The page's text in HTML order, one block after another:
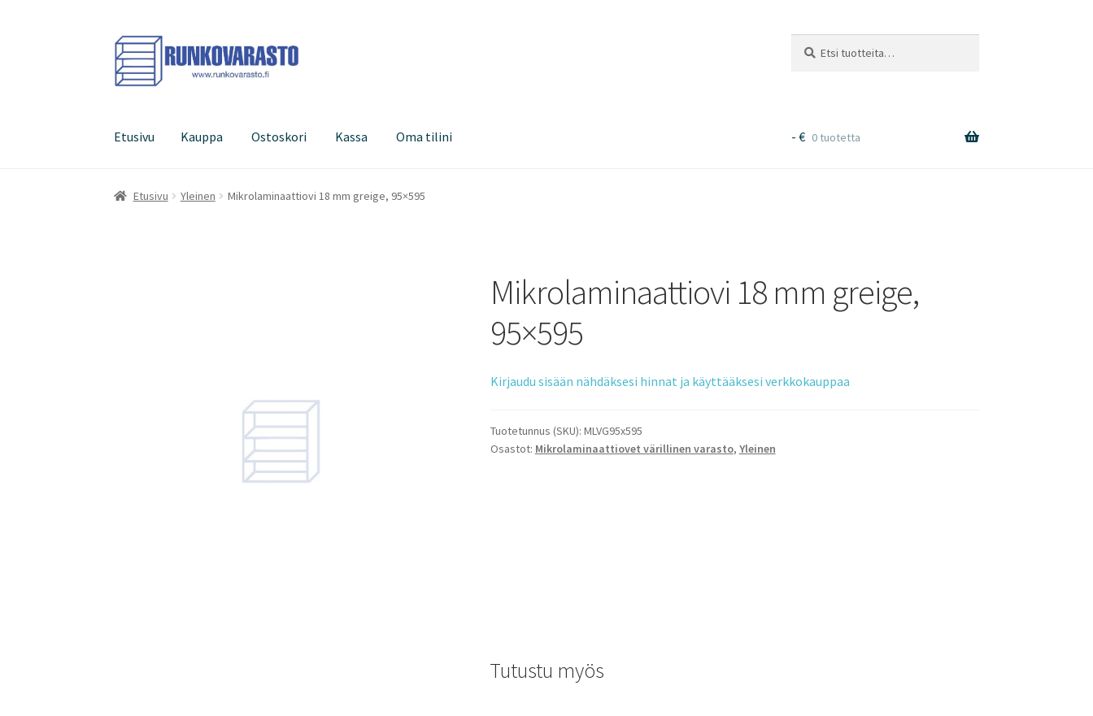
Siirry
navigointiin
Siirry
sisältöön
Etusivu Kauppa Ostoskori Kassa Oma tilini
Etusivu Kauppa Ostoskori Kassa Oma tilini
- € 0 tuotetta
Etusivu Yleinen Mikrolaminaattiovi 18 mm greige, 95×595
Mikrolaminaattiovi 18 mm greige,
95×595
Kirjaudu sisään nähdäksesi hinnat ja käyttääksesi verkkokauppaa
Tuotetunnus (SKU): MLVG95x595
Osastot: Mikrolaminaattiovet värillinen varasto, Yleinen
Tutustu myös